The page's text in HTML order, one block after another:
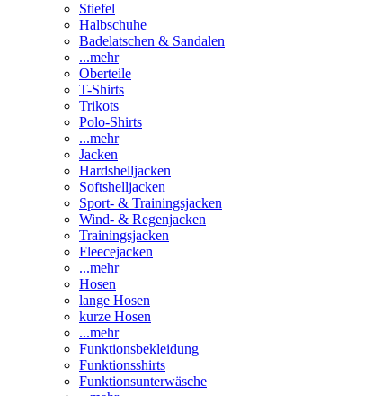
Stiefel
Halbschuhe
Badelatschen & Sandalen
...mehr
Oberteile
T-Shirts
Trikots
Polo-Shirts
...mehr
Jacken
Hardshelljacken
Softshelljacken
Sport- & Trainingsjacken
Wind- & Regenjacken
Trainingsjacken
Fleecejacken
...mehr
Hosen
lange Hosen
kurze Hosen
...mehr
Funktionsbekleidung
Funktionsshirts
Funktionsunterwäsche